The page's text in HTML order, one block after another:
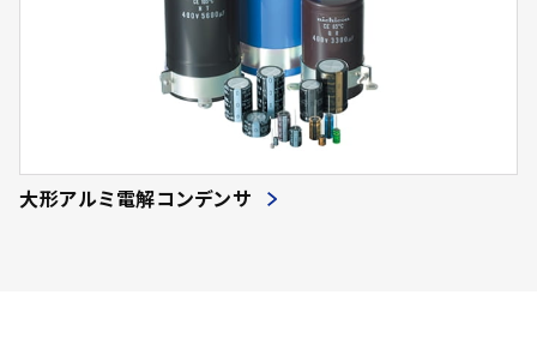
大形アルミ電解コンデンサ